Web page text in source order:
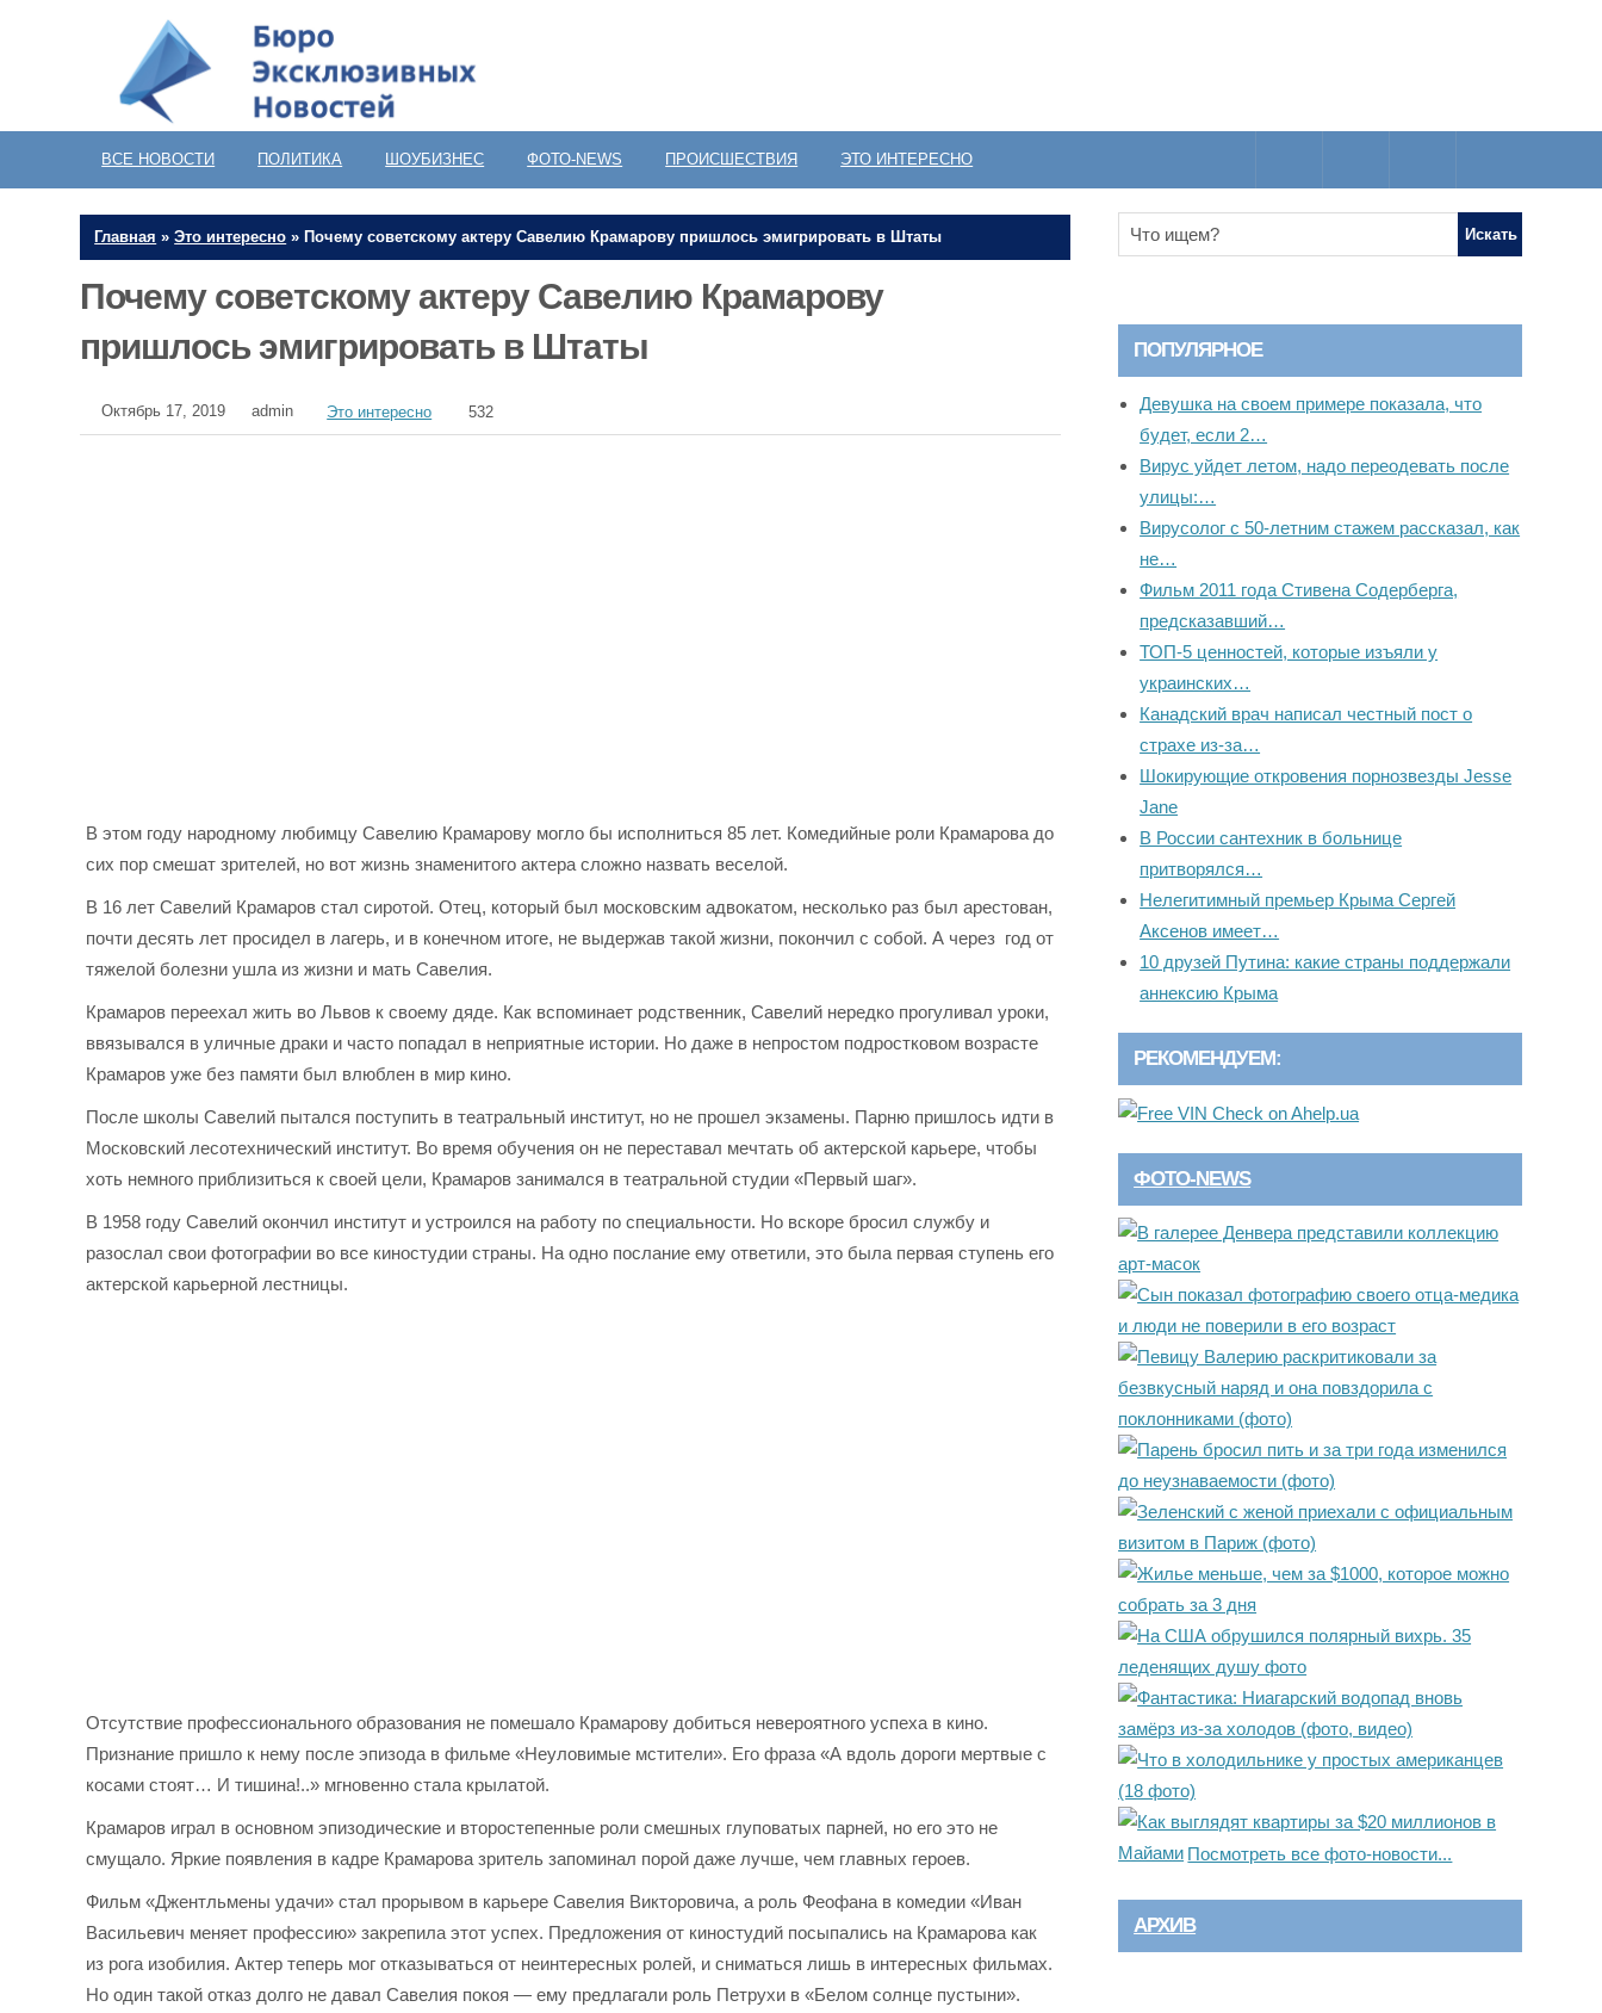
ВСЕ НОВОСТИ ПОЛИТИКА ШОУБИЗНЕС ФОТО-NEWS ПРОИСШЕСТВИЯ ЭТО ИНТЕРЕСНО
Главная »Это интересно » Почему советскому актеру Савелию Крамарову пришлось эмигрировать в Штаты
Почему советскому актеру Савелию Крамарову
пришлось эмигрировать в Штаты
Октябрь 17, 2019 admin Это интересно 532
В этом году народному любимцу Савелию Крамарову могло бы исполниться 85 лет. Комедийные роли Крамарова до
сих пор смешат зрителей, но вот жизнь знаменитого актера сложно назвать веселой.
В 16 лет Савелий Крамаров стал сиротой. Отец, который был московским адвокатом, несколько раз был арестован,
почти десять лет просидел в лагерь, и в конечном итоге, не выдержав такой жизни, покончил с собой. А через год от
тяжелой болезни ушла из жизни и мать Савелия.
Крамаров переехал жить во Львов к своему дяде. Как вспоминает родственник, Савелий нередко прогуливал уроки,
ввязывался в уличные драки и часто попадал в неприятные истории. Но даже в непростом подростковом возрасте
Крамаров уже без памяти был влюблен в мир кино.
После школы Савелий пытался поступить в театральный институт, но не прошел экзамены. Парню пришлось идти в
Московский лесотехнический институт. Во время обучения он не переставал мечтать об актерской карьере, чтобы
хоть немного приблизиться к своей цели, Крамаров занимался в театральной студии «Первый шаг».
В 1958 году Савелий окончил институт и устроился на работу по специальности. Но вскоре бросил службу и
разослал свои фотографии во все киностудии страны. На одно послание ему ответили, это была первая ступень его
актерской карьерной лестницы.
Отсутствие профессионального образования не помешало Крамарову добиться невероятного успеха в кино.
Признание пришло к нему после эпизода в фильме «Неуловимые мстители». Его фраза «А вдоль дороги мертвые с
косами стоят… И тишина!..» мгновенно стала крылатой.
Крамаров играл в основном эпизодические и второстепенные роли смешных глуповатых парней, но его это не
смущало. Яркие появления в кадре Крамарова зритель запоминал порой даже лучше, чем главных героев.
Фильм «Джентльмены удачи» стал прорывом в карьере Савелия Викторовича, а роль Феофана в комедии «Иван
Васильевич меняет профессию» закрепила этот успех. Предложения от киностудий посыпались на Крамарова как
из рога изобилия. Актер теперь мог отказываться от неинтересных ролей, и сниматься лишь в интересных фильмах.
Но один такой отказ долго не давал Савелия покоя — ему предлагали роль Петрухи в «Белом солнце пустыни».
ПОПУЛЯРНОЕ
Девушка на своем примере показала, что
будет, если 2…
Вирус уйдет летом, надо переодевать после
улицы:…
Вирусолог с 50-летним стажем рассказал, как
не…
Фильм 2011 года Стивена Содерберга,
предсказавший…
ТОП-5 ценностей, которые изъяли у
украинских…
Канадский врач написал честный пост о
страхе из-за…
Шокирующие откровения порнозвезды Jesse
Jane
В России сантехник в больнице
притворялся…
Нелегитимный премьер Крыма Сергей
Аксенов имеет…
10 друзей Путина: какие страны поддержали
аннексию Крыма
РЕКОМЕНДУЕМ:
ФОТО-NEWS
Посмотреть все фото-новости...
АРХИВ